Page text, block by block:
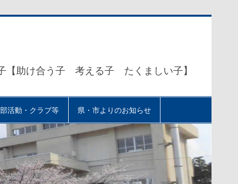
助け合う子 考える子 たくましい子】
部活動・クラブ等 県・市よりのお知らせ